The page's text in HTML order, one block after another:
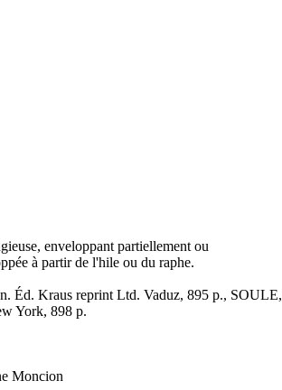
enveloppant partiellement ou
à partir de l'hile ou du raphe.
Éd. Kraus reprint Ltd. Vaduz, 895 p., SOULE,
York, 898 p.
Moncion